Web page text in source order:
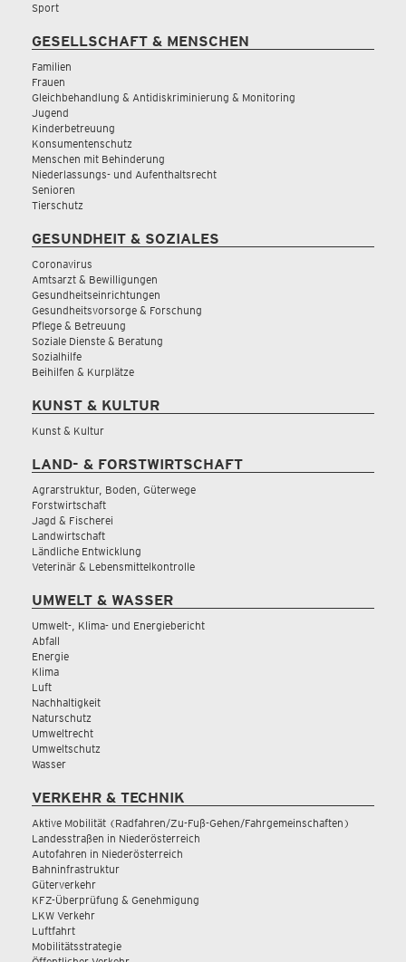
Sport
GESELLSCHAFT & MENSCHEN
Familien
Frauen
Gleichbehandlung & Antidiskriminierung & Monitoring
Jugend
Kinderbetreuung
Konsumentenschutz
Menschen mit Behinderung
Niederlassungs- und Aufenthaltsrecht
Senioren
Tierschutz
GESUNDHEIT & SOZIALES
Coronavirus
Amtsarzt & Bewilligungen
Gesundheitseinrichtungen
Gesundheitsvorsorge & Forschung
Pflege & Betreuung
Soziale Dienste & Beratung
Sozialhilfe
Beihilfen & Kurplätze
KUNST & KULTUR
Kunst & Kultur
LAND- & FORSTWIRTSCHAFT
Agrarstruktur, Boden, Güterwege
Forstwirtschaft
Jagd & Fischerei
Landwirtschaft
Ländliche Entwicklung
Veterinär & Lebensmittelkontrolle
UMWELT & WASSER
Umwelt-, Klima- und Energiebericht
Abfall
Energie
Klima
Luft
Nachhaltigkeit
Naturschutz
Umweltrecht
Umweltschutz
Wasser
VERKEHR & TECHNIK
Aktive Mobilität (Radfahren/Zu-Fuß-Gehen/Fahrgemeinschaften)
Landesstraßen in Niederösterreich
Autofahren in Niederösterreich
Bahninfrastruktur
Güterverkehr
KFZ-Überprüfung & Genehmigung
LKW Verkehr
Luftfahrt
Mobilitätsstrategie